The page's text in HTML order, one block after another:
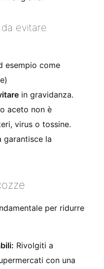
evitare
esempio come
in gravidanza.
aceto non è
virus o tossine.
garantisce la
per ridurre
Rivolgiti a
con una